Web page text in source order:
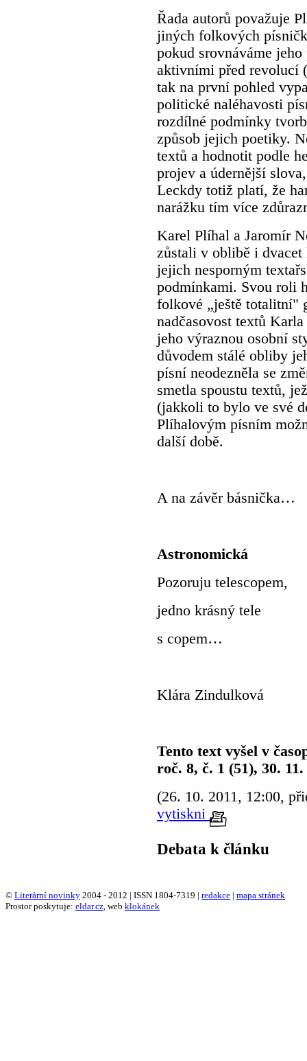
Řada autorů považuje
jiných folkových
pokud srovnáváme
aktivními před revolucí
tak na první pohled
politické naléhavosti
rozdílné podmínky
způsob jejich poetiky.
textů a hodnotit podle
projev a údernější
Leckdy totiž platí, že
narážku tím více
Karel Plíhal a Jaromír
zůstali v oblibě i dvacet
jejich nesporným
podmínkami. Svou roli
folkové „ještě totalitní"
nadčasovost textů
jeho výraznou osobní
důvodem stálé obliby
písní neodezněla se
smetla spoustu textů,
(jakkoli to bylo ve své
Plíhalovým písním
další době.
A na závěr básnička…
Astronomická
Pozoruju telescopem,
jedno krásný tele
s copem…
Klára Zindulková
Tento text vyšel v
roč. 8, č. 1 (51), 30. 11.
(26. 10. 2011, 12:00,
vytiskni
Debata k článku
© Literární novinky 2004 - 2012 | ISSN 1804-7319 | redakce | mapa stránek
Prostor poskytuje: eldar.cz , web klokánek